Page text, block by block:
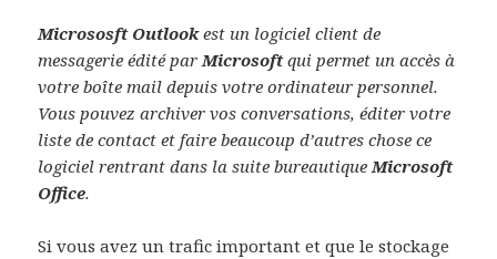
Micrososft Outlookest un logiciel client de
messagerie édité parMicrosoftqui permet un accès à
votre boîte mail depuis votre ordinateur personnel.
Vous pouvez archiver vos conversations, éditer votre
liste de contact et faire beaucoup d’autres chose ce
logiciel rentrant dans la suite bureautiqueMicrosoft
Office.
Si vous avez un trafic important et que le stockage